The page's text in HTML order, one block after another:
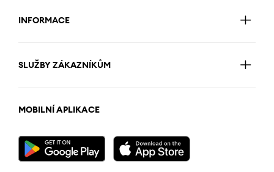
INFORMACE
SLUŽBY ZÁKAZNÍKŮM
MOBILNÍ APLIKACE